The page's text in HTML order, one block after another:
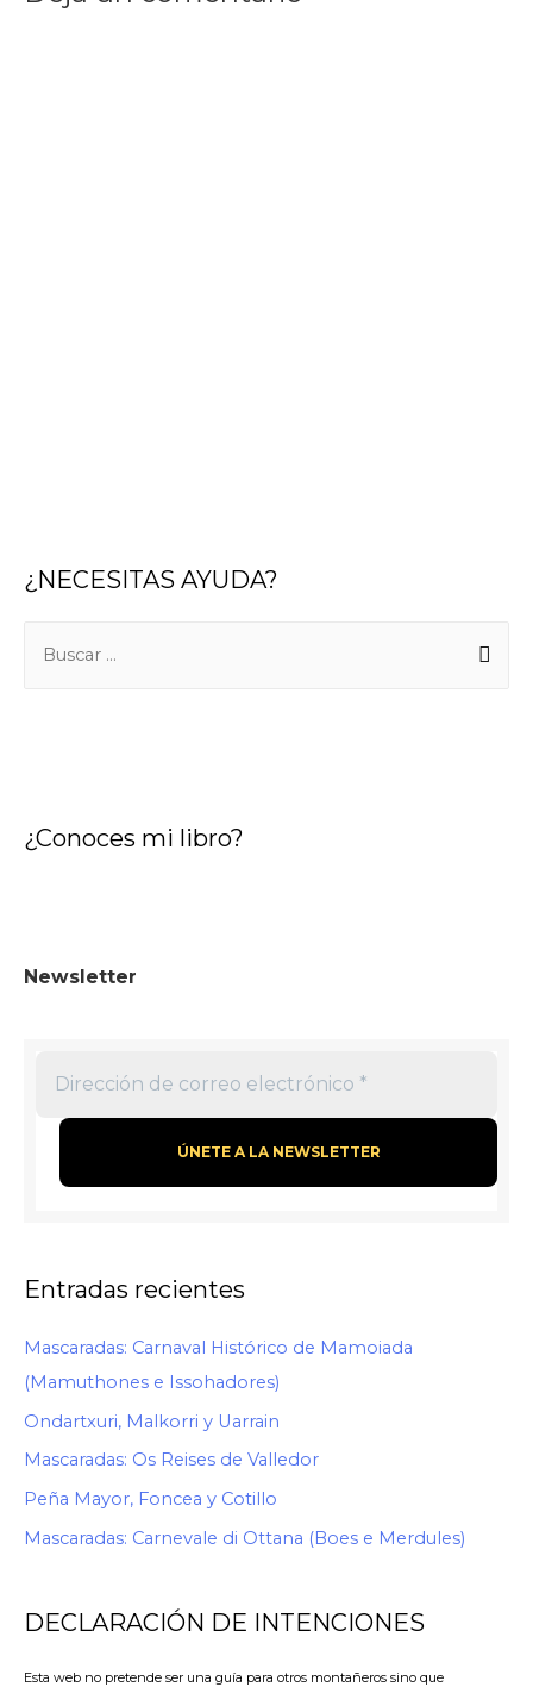
¿NECESITAS AYUDA?
¿Conoces mi libro?
Newsletter
Entradas recientes
Mascaradas: Carnaval Histórico de Mamoiada
(Mamuthones e Issohadores)
Ondartxuri, Malkorri y Uarrain
Mascaradas: Os Reises de Valledor
Peña Mayor, Foncea y Cotillo
Mascaradas: Carnevale di Ottana (Boes e Merdules)
DECLARACIÓN DE INTENCIONES
Esta web no pretende ser una guía para otros montañeros sino que